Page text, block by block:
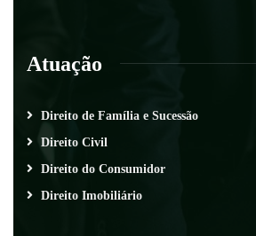
Atuação
Direito de Família e Sucessão
Direito Civil
Direito do Consumidor
Direito Imobiliário